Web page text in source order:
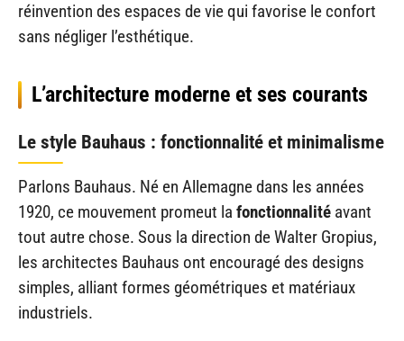
réinvention des espaces de vie qui favorise le confort
sans négliger l’esthétique.
L’architecture moderne et ses courants
Le style Bauhaus : fonctionnalité et minimalisme
Parlons Bauhaus. Né en Allemagne dans les années
1920, ce mouvement promeut la fonctionnalité avant
tout autre chose. Sous la direction de Walter Gropius,
les architectes Bauhaus ont encouragé des designs
simples, alliant formes géométriques et matériaux
industriels.